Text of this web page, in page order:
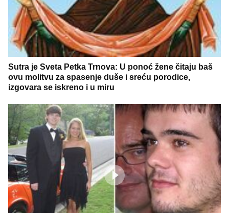
Sutra je Sveta Petka Trnova: U ponoć žene čitaju baš
ovu molitvu za spasenje duše i sreću porodice,
izgovara se iskreno i u miru